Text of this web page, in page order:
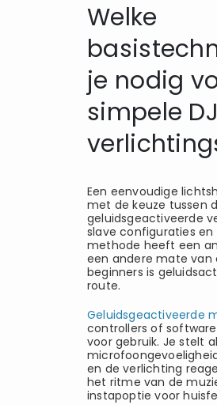
Welke
je nodig
simpele DJ
Een eenvoudige
met de keuze tussen
geluidsgeactiveerde
slave configuraties en
methode heeft een
een andere mate van
beginners is
route.
Geluidsgeactiveerde
controllers of
voor gebruik. Je stelt
en de verlichting
het ritme van de
instapoptie voor